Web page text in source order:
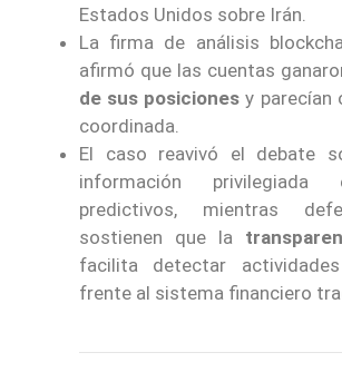
Estados Unidos sobre Irán.
La firma de análisis
afirmó que las cuentas
de sus posiciones y parecían
coordinada.
El caso reavivó el debate
información privilegiada
predictivos, mientras
sostienen que la
facilita detectar
frente al sistema financiero